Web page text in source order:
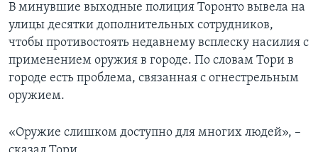
В минувшие выходные полиция Торонто вывела на
улицы десятки дополнительных сотрудников,
чтобы противостоять недавнему всплеску насилия с
применением оружия в городе. По словам Тори в
городе есть проблема, связанная с огнестрельным
оружием.
«Оружие слишком доступно для многих людей», –